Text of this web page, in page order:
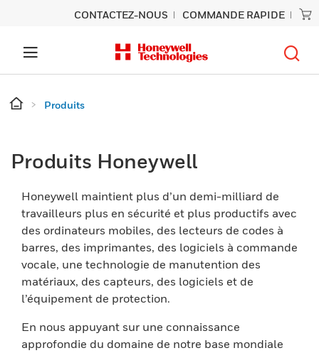
CONTACTEZ-NOUS COMMANDE RAPIDE
Produits
Produits Honeywell
Honeywell maintient plus d’un demi-milliard de
travailleurs plus en sécurité et plus productifs avec
des ordinateurs mobiles, des lecteurs de codes à
barres, des imprimantes, des logiciels à commande
vocale, une technologie de manutention des
matériaux, des capteurs, des logiciels et de
l’équipement de protection.
En nous appuyant sur une connaissance
approfondie du domaine de notre base mondiale